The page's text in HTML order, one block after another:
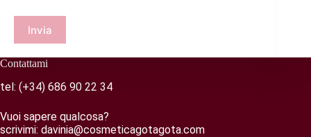
Invia
Contattami
tel: (+34) 686 90 22 34
Vuoi sapere qualcosa?
scrivimi: davinia@cosmeticagotagota.com